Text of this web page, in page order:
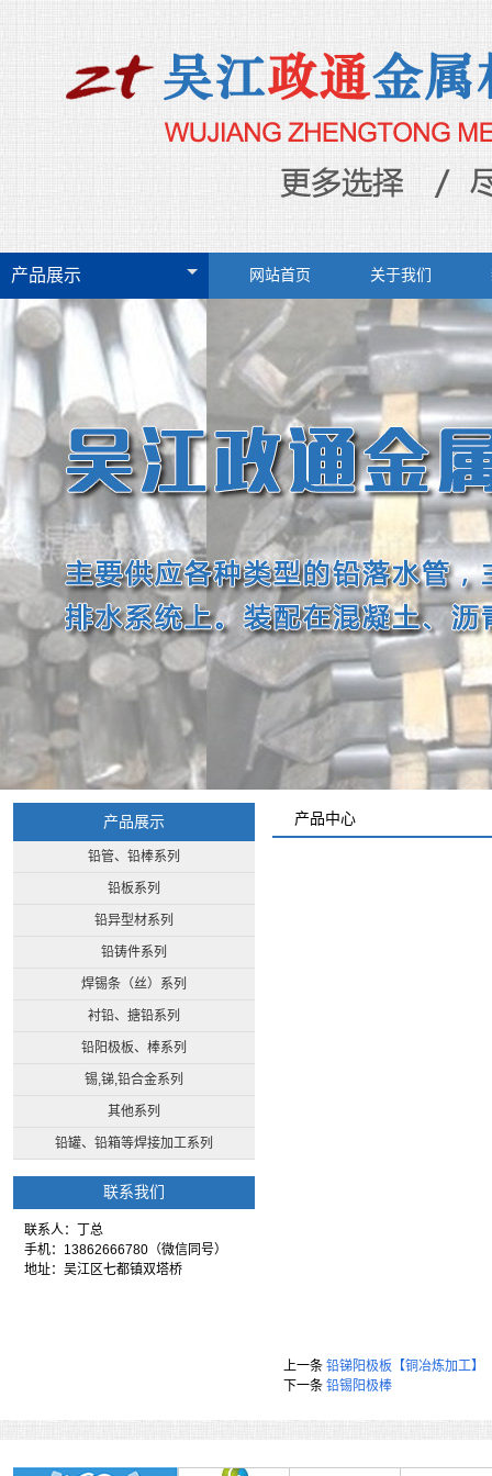
产品展示 网站首页 关于我们
产品展示
铅管、铅棒系列
铅板系列
铅异型材系列
铅铸件系列
焊锡条（丝）系列
衬铅、搪铅系列
铅阳极板、棒系列
锡,锑,铅合金系列
其他系列
铅罐、铅箱等焊接加工系列
联系我们
联系人：丁总
手机：13862666780（微信同号）
地址：吴江区七都镇双塔桥
产品中心
上一条 铅锑阳极板【铜冶炼加工】
下一条 铅锡阳极棒